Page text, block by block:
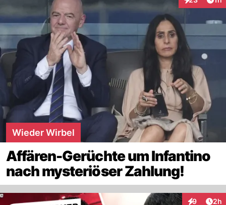
Interaktionen
Wieder Wirbel
Affären-Gerüchte um Infantino
nach mysteriöser Zahlung!
9 2h